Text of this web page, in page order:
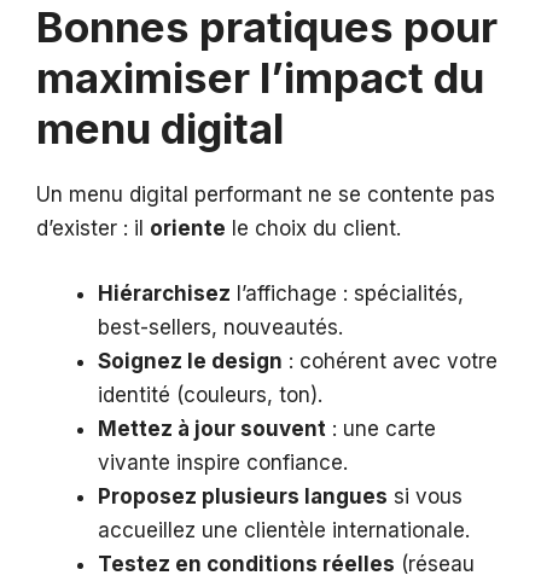
Bonnes pratiques pour
maximiser l’impact du
menu digital
Un menu digital performant ne se contente pas
d’exister : il oriente le choix du client.
Hiérarchisez l’affichage : spécialités,
best-sellers, nouveautés.
Soignez le design : cohérent avec votre
identité (couleurs, ton).
Mettez à jour souvent : une carte
vivante inspire confiance.
Proposez plusieurs langues si vous
accueillez une clientèle internationale.
Testez en conditions réelles (réseau